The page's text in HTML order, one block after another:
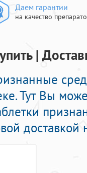
Даем гарантии
на качество
|
Тут Вы